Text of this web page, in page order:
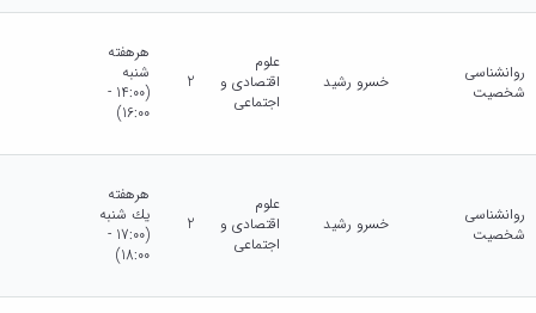
روانشناسی
شخصیت
خسرو رشید
علوم
اقتصادی و
اجتماعی
2
هرهفته
شنبه
(14:00 -
16:00)
روانشناسی
شخصیت
خسرو رشید
علوم
اقتصادی و
اجتماعی
2
هرهفته
يك شنبه
(17:00 -
18:00)